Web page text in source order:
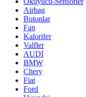
Airbag
Butonlar
Fan
Kalorifer
Valfler
AUDİ
BMW
Chery
Fiat
Ford